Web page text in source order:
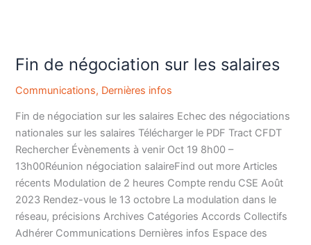
Fin de négociation sur les salaires
Communications, Dernières infos
Fin de négociation sur les salaires Echec des négociations
nationales sur les salaires Télécharger le PDF Tract CFDT
Rechercher Évènements à venir Oct 19 8h00 –
13h00Réunion négociation salaireFind out more Articles
récents Modulation de 2 heures Compte rendu CSE Août
2023 Rendez-vous le 13 octobre La modulation dans le
réseau, précisions Archives Catégories Accords Collectifs
Adhérer Communications Dernières infos Espace des
Fin
négociation
sur
les
salaires